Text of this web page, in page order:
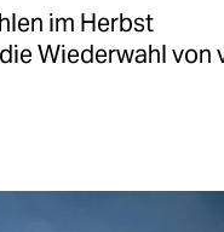
im Herbst
Wiederwahl von